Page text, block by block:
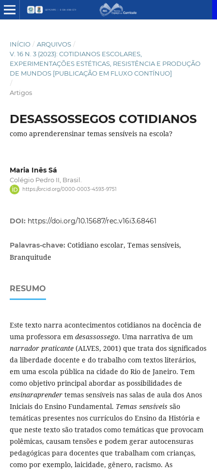
INÍCIO / ARQUIVOS /
V. 16 N. 3 (2023): COTIDIANOS ESCOLARES,
EXPERIMENTAÇÕES ESTÉTICAS, RESISTÊNCIA E PRODUÇÃO
DE MUNDOS [PUBLICAÇÃO EM FLUXO CONTÍNUO]
/
Artigos
DESASSOSSEGOS COTIDIANOS
como aprenderensinar temas sensíveis na escola?
Maria Inês Sá
Colégio Pedro II, Brasil.
https://orcid.org/0000-0003-4593-9751
DOI: https://doi.org/10.15687/rec.v16i3.68461
Palavras-chave: Cotidiano escolar, Temas sensíveis,
Branquitude
RESUMO
Este texto narra acontecimentos cotidianos na docência de
uma professora em desassossego. Uma narrativa de um
narrador praticante(ALVES, 2001) que trata dos significados
da liberdade docente e do trabalho com textos literários,
em uma escola pública na cidade do Rio de Janeiro. Tem
como objetivo principal abordar as possibilidades de
ensinaraprendertemas sensíveis nas salas de aula dos Anos
Iniciais do Ensino Fundamental. Temas sensíveis são
temáticas presentes nos currículos do Ensino da História e
que neste texto são tratados como temáticas que provocam
polêmicas, causam tensões e podem gerar autocensuras
pedagógicas para docentes que trabalham com crianças,
como por exemplo, laicidade, gênero, racismo. As